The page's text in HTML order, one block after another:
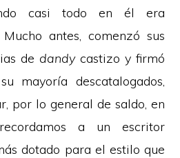
casi todo en él era
antes, comenzó sus
de dandycastizo y firmó
mayoría descatalogados,
por lo general de saldo, en
a un escritor
dotado para el estilo que